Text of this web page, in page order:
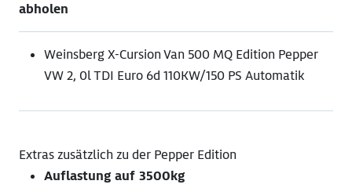
abholen
Weinsberg X-Cursion Van 500 MQ Edition Pepper
VW 2, 0l TDI Euro 6d 110KW/150 PS Automatik
Extras zusätzlich zu der Pepper Edition
Auflastung auf 3500kg